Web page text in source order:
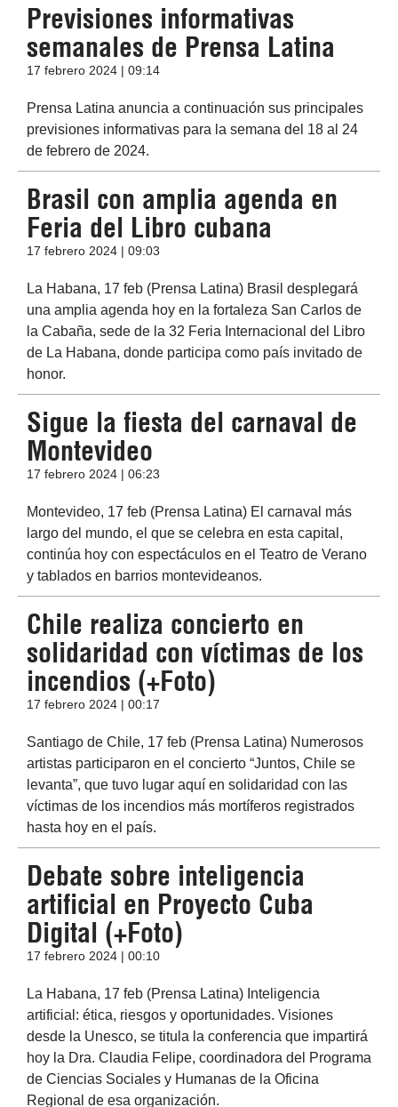
Previsiones informativas
semanales de Prensa Latina
17 febrero 2024 | 09:14
Prensa Latina anuncia a continuación sus principales
previsiones informativas para la semana del 18 al 24
de febrero de 2024.
Brasil con amplia agenda en
Feria del Libro cubana
17 febrero 2024 | 09:03
La Habana, 17 feb (Prensa Latina) Brasil desplegará
una amplia agenda hoy en la fortaleza San Carlos de
la Cabaña, sede de la 32 Feria Internacional del Libro
de La Habana, donde participa como país invitado de
honor.
Sigue la fiesta del carnaval de
Montevideo
17 febrero 2024 | 06:23
Montevideo, 17 feb (Prensa Latina) El carnaval más
largo del mundo, el que se celebra en esta capital,
continúa hoy con espectáculos en el Teatro de Verano
y tablados en barrios montevideanos.
Chile realiza concierto en
solidaridad con víctimas de los
incendios (+Foto)
17 febrero 2024 | 00:17
Santiago de Chile, 17 feb (Prensa Latina) Numerosos
artistas participaron en el concierto “Juntos, Chile se
levanta”, que tuvo lugar aquí en solidaridad con las
víctimas de los incendios más mortíferos registrados
hasta hoy en el país.
Debate sobre inteligencia
artificial en Proyecto Cuba
Digital (+Foto)
17 febrero 2024 | 00:10
La Habana, 17 feb (Prensa Latina) Inteligencia
artificial: ética, riesgos y oportunidades. Visiones
desde la Unesco, se titula la conferencia que impartirá
hoy la Dra. Claudia Felipe, coordinadora del Programa
de Ciencias Sociales y Humanas de la Oficina
Regional de esa organización.